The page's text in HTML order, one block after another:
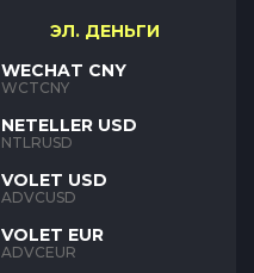
ЭЛ. ДЕНЬГИ
WECHAT CNY
WCTCNY
NETELLER USD
NTLRUSD
VOLET USD
ADVCUSD
VOLET EUR
ADVCEUR